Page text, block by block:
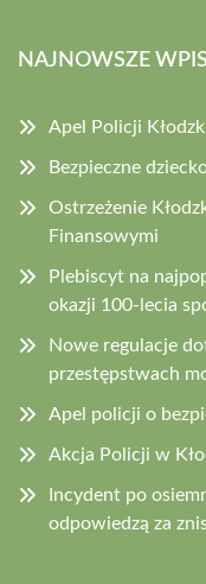
NAJNOWSZE
Apel Policji
Bezpieczne
Ostrzeżenie
Finansowymi
Plebiscyt na
okazji 100-lecia
Nowe regulacje
przestępstwach
Apel policji o
Akcja Policji w
Incydent po
odpowiedzą za